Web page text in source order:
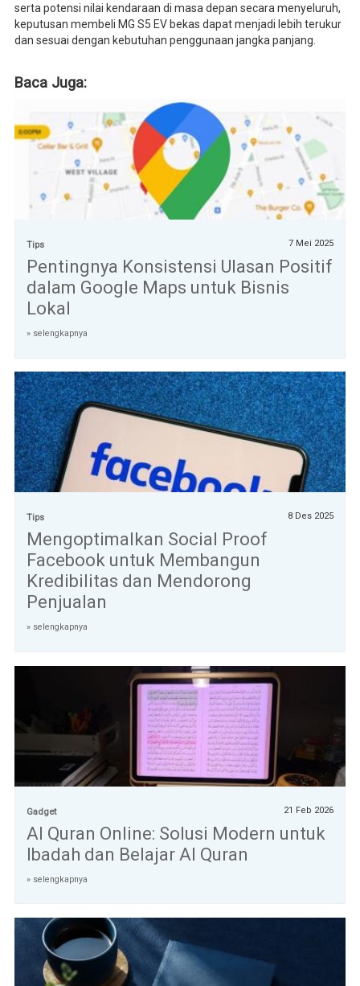
serta potensi nilai kendaraan di masa depan secara menyeluruh,
keputusan membeli MG S5 EV bekas dapat menjadi lebih terukur
dan sesuai dengan kebutuhan penggunaan jangka panjang.
Baca Juga:
Tips 7 Mei 2025
Pentingnya Konsistensi Ulasan Positif
dalam Google Maps untuk Bisnis
Lokal
» selengkapnya
Tips 8 Des 2025
Mengoptimalkan Social Proof
Facebook untuk Membangun
Kredibilitas dan Mendorong
Penjualan
» selengkapnya
Gadget 21 Feb 2026
Al Quran Online: Solusi Modern untuk
Ibadah dan Belajar Al Quran
» selengkapnya